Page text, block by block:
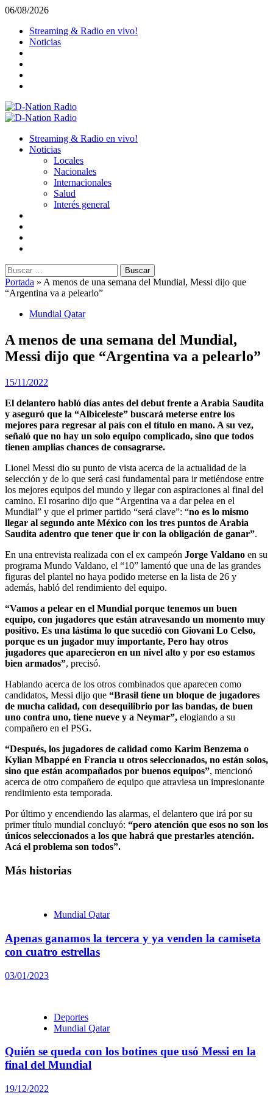
Saltar
contenido
06/08/2026
Streaming & Radio en vivo!
Noticias
Menú
Streaming & Radio en vivo!
Noticias
Locales
Nacionales
Internacionales
Salud
Interés general
Buscar:
Portada » A menos de una semana del Mundial, Messi dijo que
“Argentina va a pelearlo”
Mundial Qatar
A menos de una semana del Mundial,
Messi dijo que “Argentina va a pelearlo”
15/11/2022
El delantero habló días antes del debut frente a Arabia Saudita
y aseguró que la “Albiceleste” buscará meterse entre los
mejores para regresar al país con el título en mano. A su vez,
señaló que no hay un solo equipo complicado, sino que todos
tienen amplias chances de consagrarse.
Lionel Messi dio su punto de vista acerca de la actualidad de la
selección y de lo que será casi fundamental para ir metiéndose entre
los mejores equipos del mundo y llegar con aspiraciones al final del
camino. El rosarino dijo que “Argentina va a dar pelea en el
Mundial” y que el primer partido “será clave”: “no es lo mismo
llegar al segundo ante México con los tres puntos de Arabia
Saudita adentro que tener que ir con la obligación de ganar”.
En una entrevista realizada con el ex campeón Jorge Valdano en su
programa Mundo Valdano, el “10” lamentó que una de las grandes
figuras del plantel no haya podido meterse en la lista de 26 y
además, habló del rendimiento del equipo.
“Vamos a pelear en el Mundial porque tenemos un buen
equipo, con jugadores que están atravesando un momento muy
positivo. Es una lástima lo que sucedió con Giovani Lo Celso,
porque es un jugador muy importante, Pero hay otros
jugadores que aparecieron en un nivel alto y por eso estamos
bien armados”, precisó.
Hablando acerca de los otros combinados que aparecen como
candidatos, Messi dijo que “Brasil tiene un bloque de jugadores
de mucha calidad, con desequilibrio por las bandas, de buen
uno contra uno, tiene nueve y a Neymar”, elogiando a su
compañero en el PSG.
“Después, los jugadores de calidad como Karim Benzema o
Kylian Mbappé en Francia u otros seleccionados, no están solos,
sino que están acompañados por buenos equipos”, mencionó
acerca de otro compañero de equipo que atraviesa un impresionante
rendimiento esta temporada.
Por último y encendiendo las alarmas, el delantero que irá por su
primer título mundial concluyó: “pero atención que esos no son los
únicos seleccionados a los que habrá que prestarles atención.
Acá el problema son todos”.
Más historias
Mundial Qatar
Apenas ganamos la tercera y ya venden la camiseta
con cuatro estrellas
03/01/2023
Deportes
Mundial Qatar
Quién se queda con los botines que usó Messi en la
final del Mundial
19/12/2022